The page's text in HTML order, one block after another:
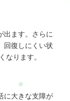
出ます。さらに
回復しにくい状
なります。
に大きな支障が